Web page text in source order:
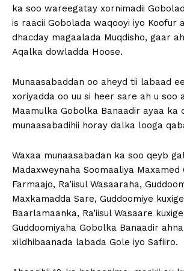
ka soo wareegatay xornimadii
is raacii Gobolada waqooyi iyo Koofur
dhacday magaalada Muqdisho, gaar
Aqalka dowladda Hoose.
Munaasabaddan oo aheyd tii labaad
xoriyadda oo uu si heer sare ah u soo
Maamulka Gobolka Banaadir ayaa ka
munaasabadihii horay dalka looga
Waxaa munaasabadan ka soo qeyb
Madaxweynaha Soomaaliya Maxamed
Farmaajo, Ra’iisul Wasaaraha,
Maxkamadda Sare, Guddoomiye
Baarlamaanka, Ra’iisul Wasaare
Guddoomiyaha Gobolka Banaadir
xildhibaanada labada Gole iyo Safiiro.